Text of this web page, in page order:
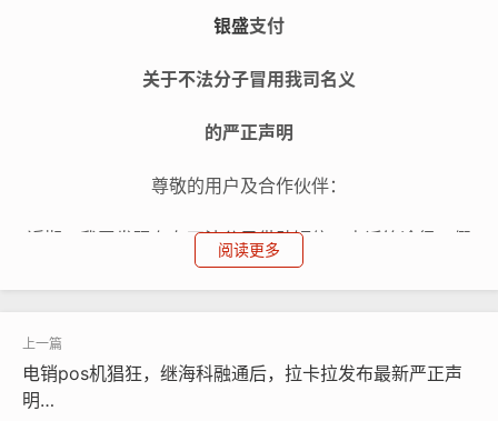
银盛支付
关于不法分子冒用我司名义
的严正声明
尊敬的用户及合作伙伴：
近期，我司发现存在不法分子借助短信，电话等途径，假
冒本公司工作人员或授权合作方，
诱导用户更换非正规渠道的终端设备，进而实施违规切
机，
阅读更多
电销pos机猖狂，继海科融通后，拉卡拉发布最新严正声
明…